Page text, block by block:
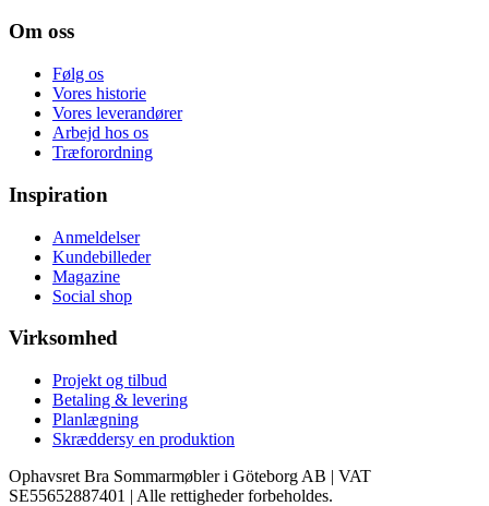
Om oss
Følg os
Vores historie
Vores leverandører
Arbejd hos os
Træforordning
Inspiration
Anmeldelser
Kundebilleder
Magazine
Social shop
Virksomhed
Projekt og tilbud
Betaling & levering
Planlægning
Skræddersy en produktion
Ophavsret Bra Sommarmøbler i Göteborg AB | VAT
SE55652887401 | Alle rettigheder forbeholdes.